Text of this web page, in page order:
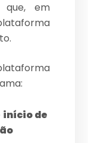
em
início de